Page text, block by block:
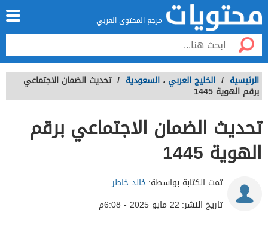
مرجع المحتوى العربي
الرئيسية / الخليج العربي ، السعودية / تحديث الضمان الاجتماعي
برقم الهوية 1445
تحديث الضمان الاجتماعي برقم
الهوية 1445
تمت الكتابة بواسطة:خالد خاطر
تاريخ النشر: 22 مايو 2025 - 6:08م